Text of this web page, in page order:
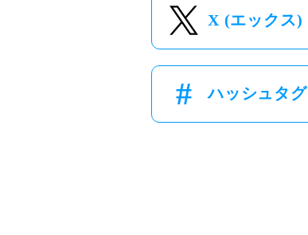
X (エックス)
ハッシュタグ